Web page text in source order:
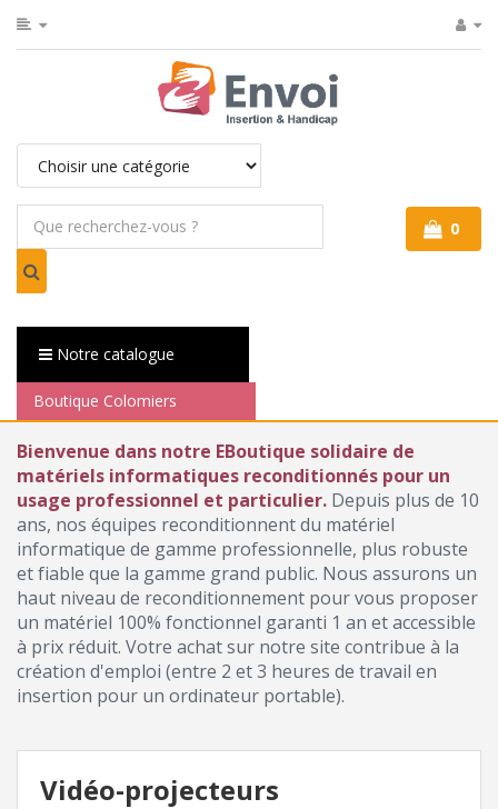
0
Notre catalogue
Boutique Colomiers
Bienvenue dans notre EBoutique solidaire de
matériels informatiques reconditionnés pour un
usage professionnel et particulier. Depuis plus de 10
ans, nos équipes reconditionnent du matériel
informatique de gamme professionnelle, plus robuste
et fiable que la gamme grand public. Nous assurons un
haut niveau de reconditionnement pour vous proposer
un matériel 100% fonctionnel garanti 1 an et accessible
à prix réduit. Votre achat sur notre site contribue à la
création d'emploi (entre 2 et 3 heures de travail en
insertion pour un ordinateur portable).
Vidéo-projecteurs